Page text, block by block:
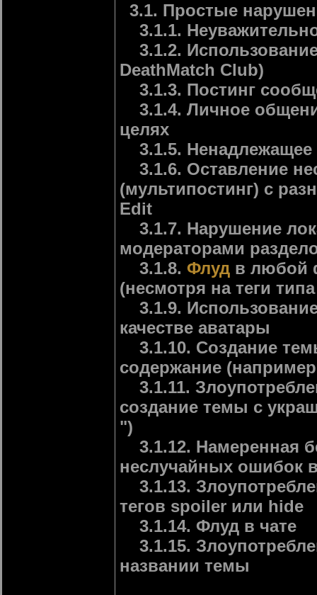
3.1. Простые
3.1.1.
3.1.2.
DeathMatch Club)
3.1.3. Постинг
3.1.4. Личное
целях
3.1.5. Ненадлежащее
3.1.6. Оставление
(мультипостинг) с
Edit
3.1.7. Нарушение
модераторами
3.1.8. Флуд в любой
(несмотря на теги
3.1.9.
качестве аватары
3.1.10. Создание
содержание
3.1.11.
создание темы с
")
3.1.12. Намеренная
неслучайных ошибок в
3.1.13.
тегов spoiler или hide
3.1.14. Флуд в чате
3.1.15.
названии темы